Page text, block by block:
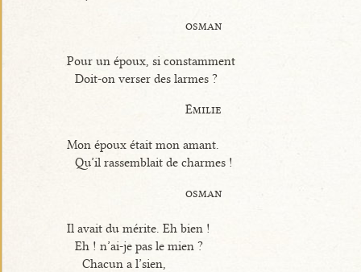
osman
Pour un époux, si constamment
Doit-on verser des larmes ?
Émilie
Mon époux était mon amant.
Qu’il rassemblait de charmes !
osman
Il avait du mérite. Eh bien !
Eh ! n’ai-je pas le mien ?
Chacun a l’sien,